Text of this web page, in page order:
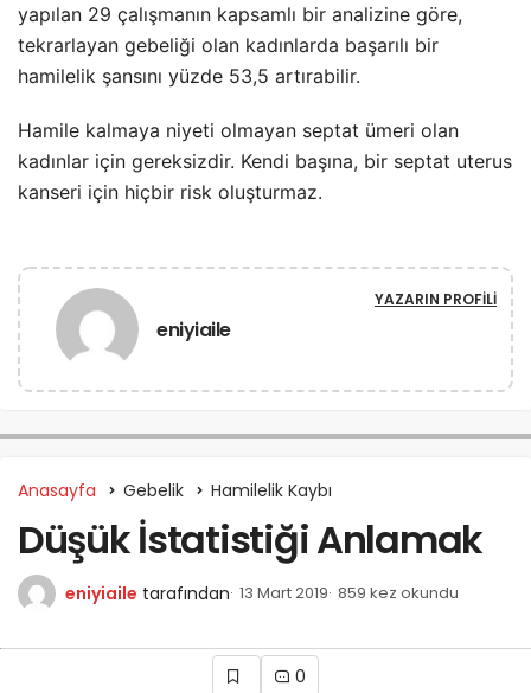
yapılan 29 çalışmanın kapsamlı bir analizine göre,
tekrarlayan gebeliği olan kadınlarda başarılı bir
hamilelik şansını yüzde 53,5 artırabilir.
Hamile kalmaya niyeti olmayan septat ümeri olan
kadınlar için gereksizdir. Kendi başına, bir septat uterus
kanseri için hiçbir risk oluşturmaz.
eniyiaile
YAZARIN PROFILI
Anasayfa Gebelik Hamilelik Kaybı
Düşük İstatistiği Anlamak
eniyiaile tarafından 13 Mart 2019 859 kez okundu
0